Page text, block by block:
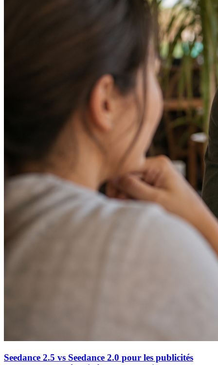
Seedance 2.5 vs Seedance 2.0 pour les publicités